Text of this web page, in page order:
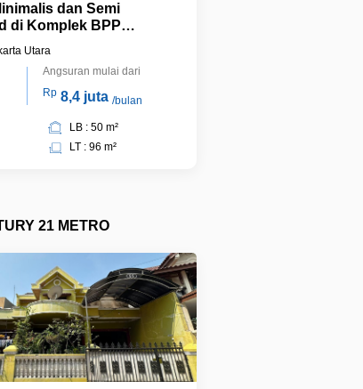
dan Semi
di Komplek BPP
Utara
Angsuran mulai dari
Rp 8,4 juta /bulan
LB : 50 m²
LT : 96 m²
21 METRO